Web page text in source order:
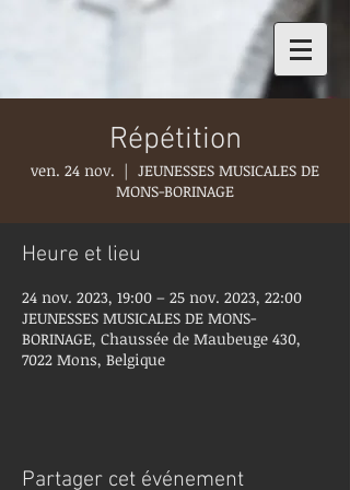
Répétition
ven. 24 nov.
  |
JEUNESSES MUSICALES DE
MONS-BORINAGE
Heure et lieu
24 nov. 2023, 19:00 – 25 nov. 2023, 22:00
JEUNESSES MUSICALES DE MONS-
BORINAGE, Chaussée de Maubeuge 430,
7022 Mons, Belgique
Partager cet événement